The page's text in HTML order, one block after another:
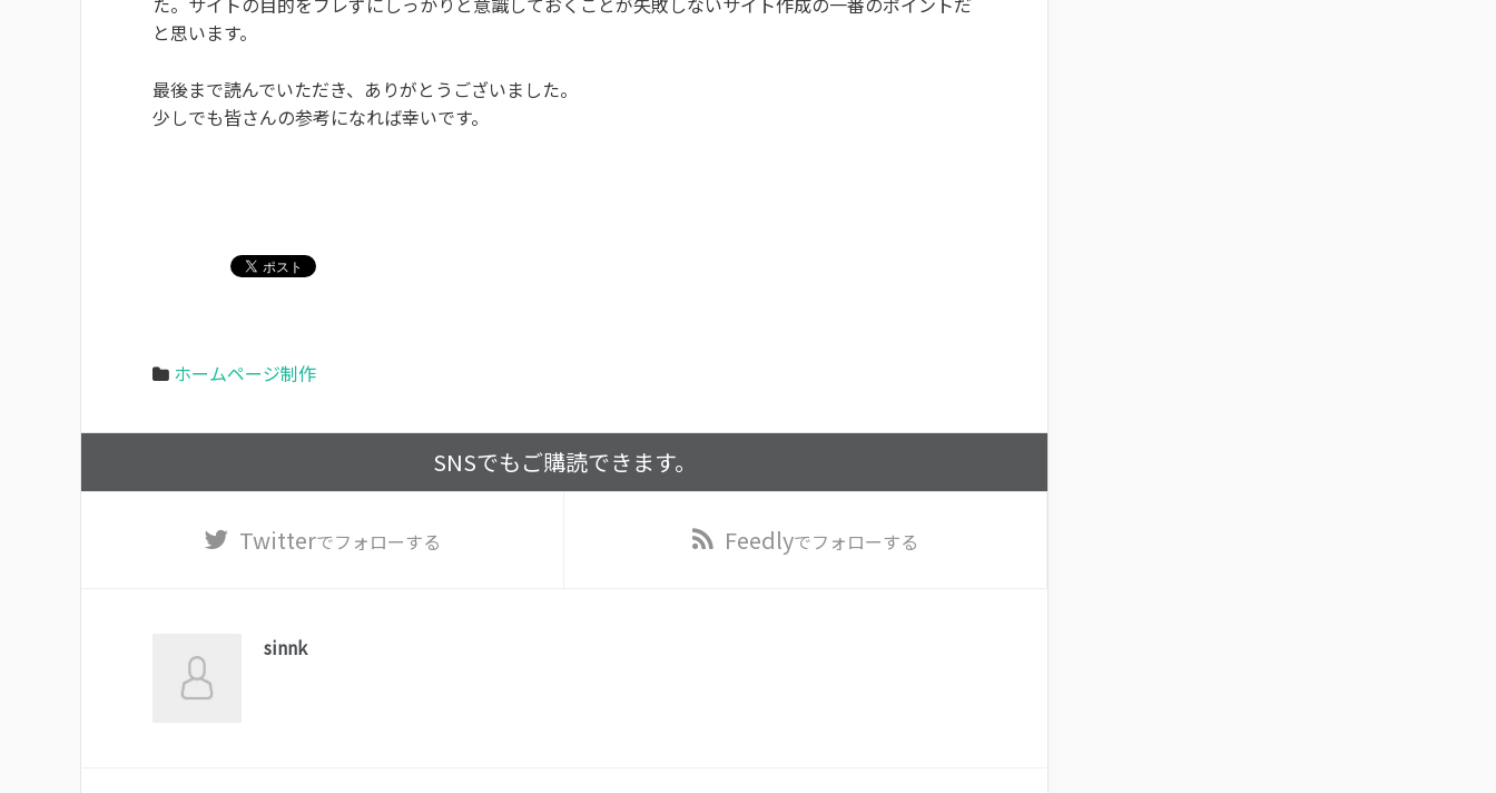
と思います。
最後まで読んでいただき、ありがとうございました。
少しでも皆さんの参考になれば幸いです。
ホームページ制作
SNSでもご購読できます。
Twitterでフォローする Feedlyでフォローする
sinnk